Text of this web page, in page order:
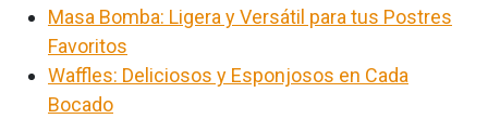
Masa Bomba: Ligera y Versátil para tus Postres
Favoritos
Waffles: Deliciosos y Esponjosos en Cada
Bocado